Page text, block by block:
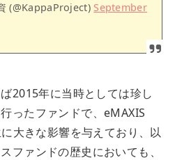
(@KappaProject) September
2015年に当時としては珍し
ったファンドで、eMAXIS
大きな影響を与えており、以
ファンドの歴史においても、